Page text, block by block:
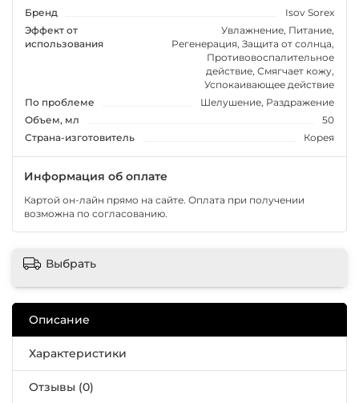
Бренд
Isov Sorex
Эффект от
использования
Увлажнение, Питание,
Регенерация, Защита от солнца,
Противовоспалительное
действие, Смягчает кожу,
Успокаивающее действие
По проблеме
Шелушение, Раздражение
Объем, мл
50
Страна-изготовитель
Корея
Информация об оплате
Картой он-лайн прямо на сайте. Оплата при получении
возможна по согласованию.
Выбрать
Описание
Характеристики
Отзывы (0)